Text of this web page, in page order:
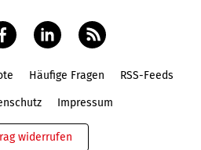
Häufige Fragen RSS-Feeds
Impressum
widerrufen